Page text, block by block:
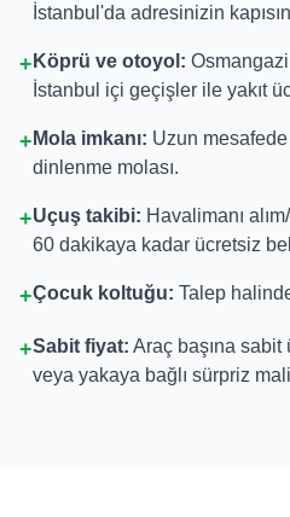
İstanbul'da adresinizin
+ Köprü ve otoyol:
İstanbul içi geçişler ile yakıt
+ Mola imkanı: Uzun
dinlenme molası.
+Uçuş takibi: Havalimanı
60 dakikaya kadar ücretsiz
+Çocuk koltuğu: Talep
+Sabit fiyat: Araç başına
veya yakaya bağlı sürpriz